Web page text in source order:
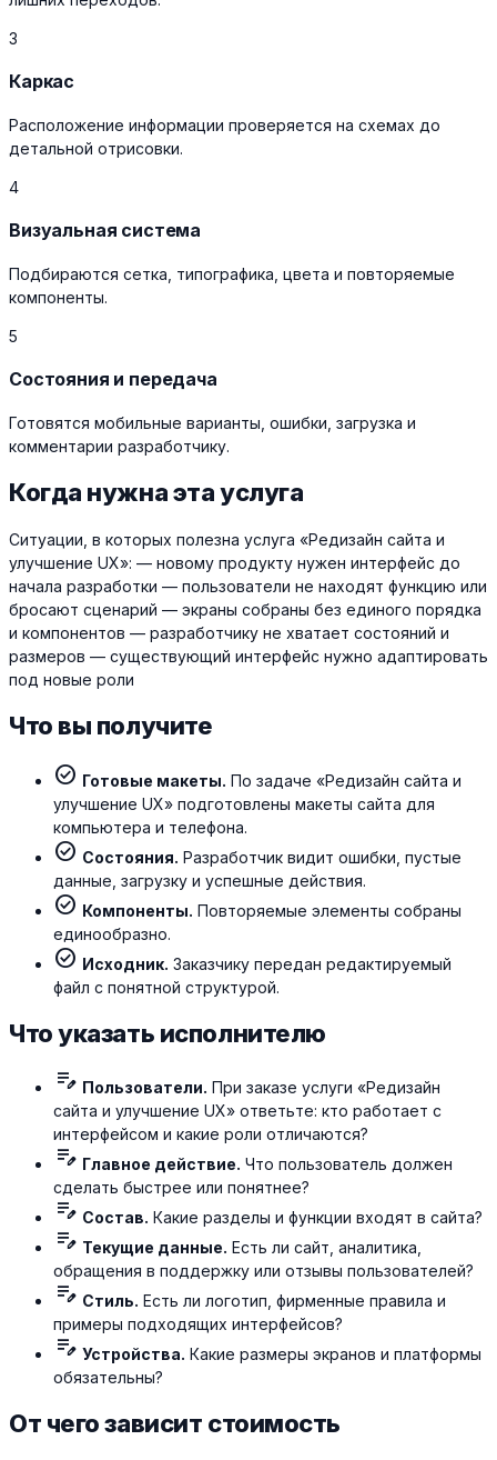
3
Каркас
Расположение информации проверяется на схемах до
детальной отрисовки.
4
Визуальная система
Подбираются сетка, типографика, цвета и повторяемые
компоненты.
5
Состояния и передача
Готовятся мобильные варианты, ошибки, загрузка и
комментарии разработчику.
Когда нужна эта услуга
Ситуации, в которых полезна услуга «Редизайн сайта и
улучшение UX»: — новому продукту нужен интерфейс до
начала разработки — пользователи не находят функцию или
бросают сценарий — экраны собраны без единого порядка
и компонентов — разработчику не хватает состояний и
размеров — существующий интерфейс нужно адаптировать
под новые роли
Что вы получите
check_circle Готовые макеты. По задаче «Редизайн сайта и
улучшение UX» подготовлены макеты сайта для
компьютера и телефона.
check_circle Состояния. Разработчик видит ошибки, пустые
данные, загрузку и успешные действия.
check_circle Компоненты. Повторяемые элементы собраны
единообразно.
check_circle Исходник. Заказчику передан редактируемый
файл с понятной структурой.
Что указать исполнителю
edit_note Пользователи. При заказе услуги «Редизайн
сайта и улучшение UX» ответьте: кто работает с
интерфейсом и какие роли отличаются?
edit_note Главное действие. Что пользователь должен
сделать быстрее или понятнее?
edit_note Состав. Какие разделы и функции входят в сайта?
edit_note Текущие данные. Есть ли сайт, аналитика,
обращения в поддержку или отзывы пользователей?
edit_note Стиль. Есть ли логотип, фирменные правила и
примеры подходящих интерфейсов?
edit_note Устройства. Какие размеры экранов и платформы
обязательны?
От чего зависит стоимость